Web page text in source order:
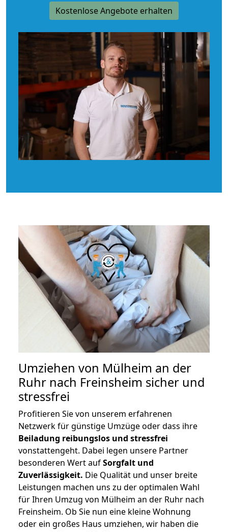
Kostenlose Angebote erhalten
Umziehen von Mülheim an der
Ruhr nach Freinsheim sicher und
stressfrei
Profitieren Sie von unserem erfahrenen
Netzwerk für günstige Umzüge oder dass ihre
Beiladung reibungslos und stressfrei
vonstattengeht. Dabei legen unsere Partner
besonderen Wert aufSorgfalt und
Zuverlässigkeit. Die Qualität und unser breite
Leistungen machen uns zu der optimalen Wahl
für Ihren Umzug von Mülheim an der Ruhr nach
Freinsheim. Ob Sie nun eine kleine Wohnung
oder ein großes Haus umziehen, wir haben die